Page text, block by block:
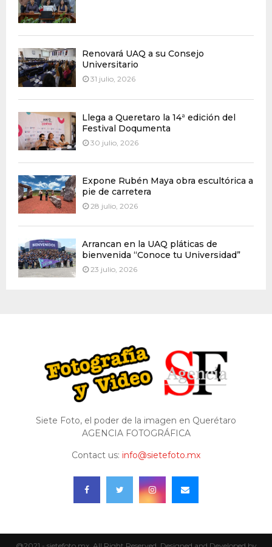
Renovará UAQ a su Consejo
Universitario
31 julio, 2026
Llega a Queretaro la 14ª edición del
Festival Doqumenta
30 julio, 2026
Expone Rubén Maya obra escultórica a
pie de carretera
28 julio, 2026
Arrancan en la UAQ pláticas de
bienvenida “Conoce tu Universidad”
23 julio, 2026
Siete Foto, el poder de la imagen en Querétaro
AGENCIA FOTOGRÁFICA
Contact us: info@sietefoto.mx